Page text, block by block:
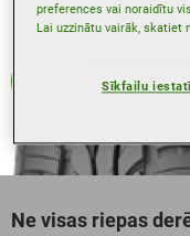
Vasaras
Ne visas riepas
preferences vai noraidītu
Lai uzzinātu vairāk, skatiet
Sīkfailu